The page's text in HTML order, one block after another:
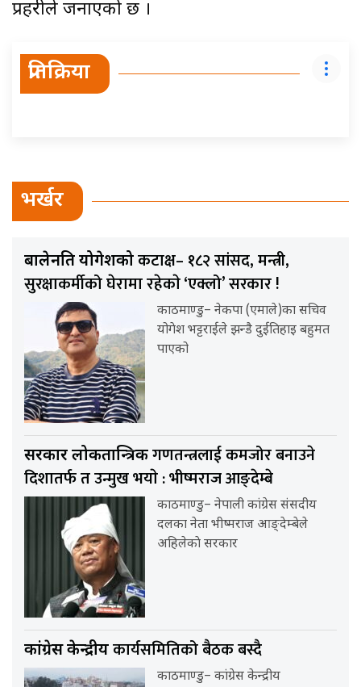
प्रहरीले जनाएको छ ।
प्रतिक्रिया
भर्खर
बालेनप्रति योगेशकोकटाक्ष– १८२ सांसद, मन्त्री,
सुरक्षाकर्मीको घेरामा रहेकाे ‘एक्लो’ सरकार !
काठमाण्डु– नेकपा (एमाले)का सचिव
योगेश भट्टराईले झन्डै दुईतिहाइ बहुमत
पाएको
सरकार लोकतान्त्रिकगणतन्त्रलाई कमजोर बनाउने
दिशातर्फ त उन्मुख भयाे : भीष्मराज आङ्देम्बे
काठमाण्डु– नेपाली कांग्रेस संसदीय
दलका नेता भीष्मराज आङ्देम्बेले
अहिलेकाे सरकार
कांग्रेस केन्द्रीयकार्यसमितिको बैठक बस्दै
काठमाण्डु– कांग्रेस केन्द्रीय